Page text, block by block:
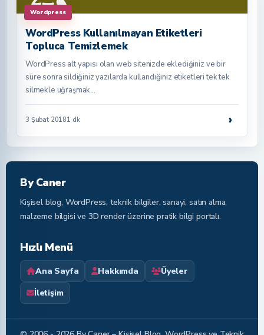
Wordpress
WordPress Kullanılmayan Etiketleri
Topluca Temizlemek
WordPress alt yapısı olan web sitenizde eklediğiniz ve bir
süre sonra sildiğiniz yazılarda kullandığınız etiketleri tek tek
silmekle uğraşmak…
3 Şubat 20181 dk ›
By Caner
Kişisel blog, WordPress, teknik bilgiler, sanayi, satın alma,
malzeme bilgisi ve 3D render üzerine pratik bilgi portalı.
Hızlı Menü
Ana Sayfa Hakkımda
Üyeler
İletişim